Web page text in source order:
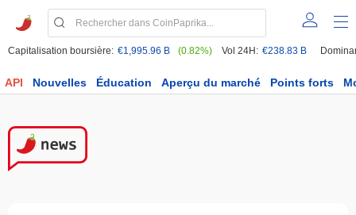
Capitalisation boursière: €1,995.96 B (0.82%) Vol 24H: €238.83 B
API Nouvelles Éducation Aperçu du marché Points forts